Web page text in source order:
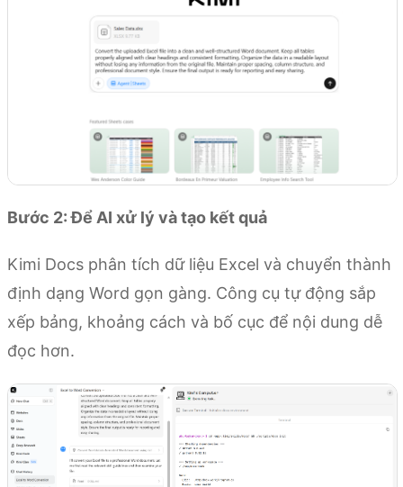
Bước 2: Để AI xử lý và tạo kết quả
Kimi Docs phân tích dữ liệu Excel và chuyển thành
định dạng Word gọn gàng. Công cụ tự động sắp
xếp bảng, khoảng cách và bố cục để nội dung dễ
đọc hơn.